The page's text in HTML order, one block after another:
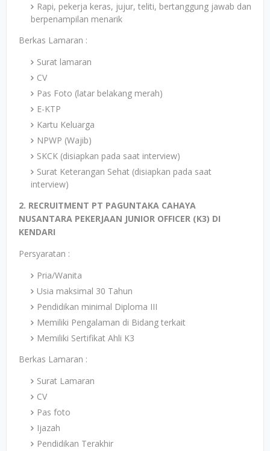
Rapi, pekerja keras, jujur, teliti, bertanggung jawab dan
berpenampilan menarik
Berkas Lamaran :
Surat lamaran
CV
Pas Foto (latar belakang merah)
E-KTP
Kartu Keluarga
NPWP (Wajib)
SKCK (disiapkan pada saat interview)
Surat Keterangan Sehat (disiapkan pada saat
interview)
2. RECRUITMENT PT PAGUNTAKA CAHAYA
NUSANTARA PEKERJAAN JUNIOR OFFICER (K3) DI
KENDARI
Persyaratan :
Pria/Wanita
Usia maksimal 30 Tahun
Pendidikan minimal Diploma III
Memiliki Pengalaman di Bidang terkait
Memiliki Sertifikat Ahli K3
Berkas Lamaran :
Surat Lamaran
CV
Pas foto
Ijazah
Pendidikan Terakhir